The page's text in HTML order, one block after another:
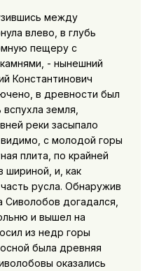
между
влево, в глубь
пещеру с
- нынешний
Константинович
в древности был
земля,
реки засыпало
с молодой горы
плита, по крайней
и, как
русла. Обнаружив
догадался,
и вышел на
из недр горы
была древняя
оказались